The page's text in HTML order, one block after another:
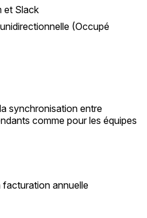
et Slack
(Occupé
synchronisation entre
comme pour les équipes
facturation annuelle